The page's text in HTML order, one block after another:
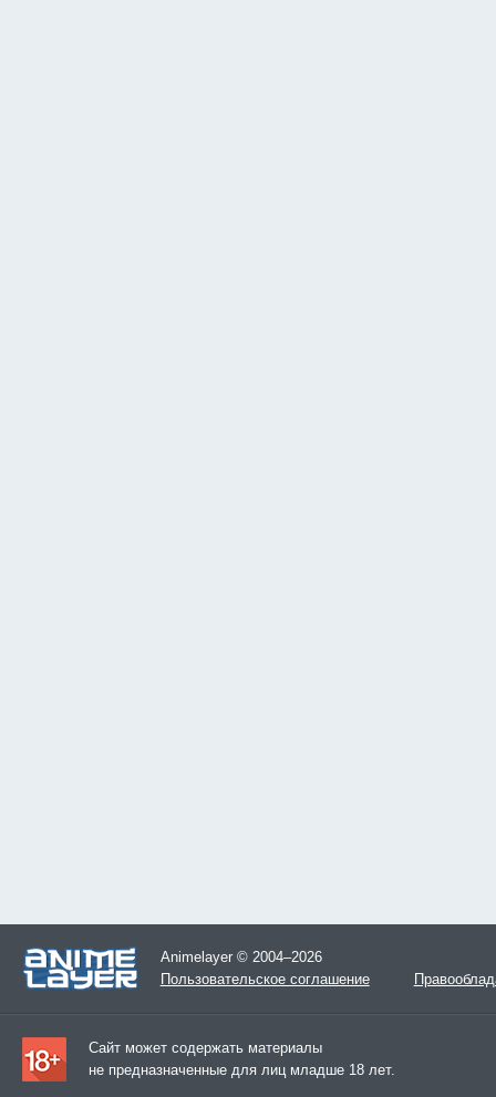
Animelayer © 2004–2026
Пользовательское соглашение
Сайт может содержать материалы
не предназначенные для лиц младше 18 лет.